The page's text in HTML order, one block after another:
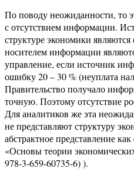
По поводу неожиданности, то
с отсутствием информации.
структуре экономики
носителем информации
управление, если источник
ошибку 20 – 30 % (неуплата
Правительство получало
точную. Поэтому отсутствие
Для аналитиков же эта
не представляют структуру
абстрактное представление
«Основы теории
978-3-659-60735-6) ).